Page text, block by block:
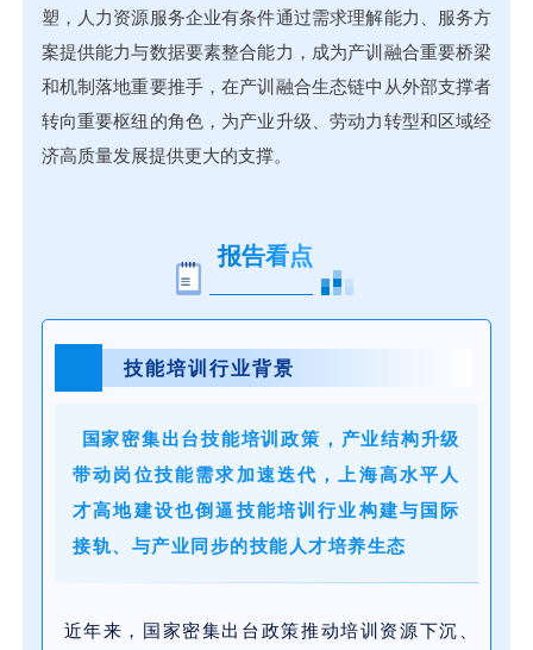
塑，人力资源服务企业有条件通过需求理解能力、服务方
案提供能力与数据要素整合能力，成为产训融合重要桥梁
和机制落地重要推手，在产训融合生态链中从外部支撑者
转向重要枢纽的角色，为产业升级、劳动力转型和区域经
济高质量发展提供更大的支撑。
报告看点
技能培训行业背景
国家密集出台技能培训政策，产业结构升级
带动岗位技能需求加速迭代，上海高水平人
才高地建设也倒逼技能培训行业构建与国际
接轨、与产业同步的技能人才培养生态
近年来，国家密集出台政策推动培训资源下沉、